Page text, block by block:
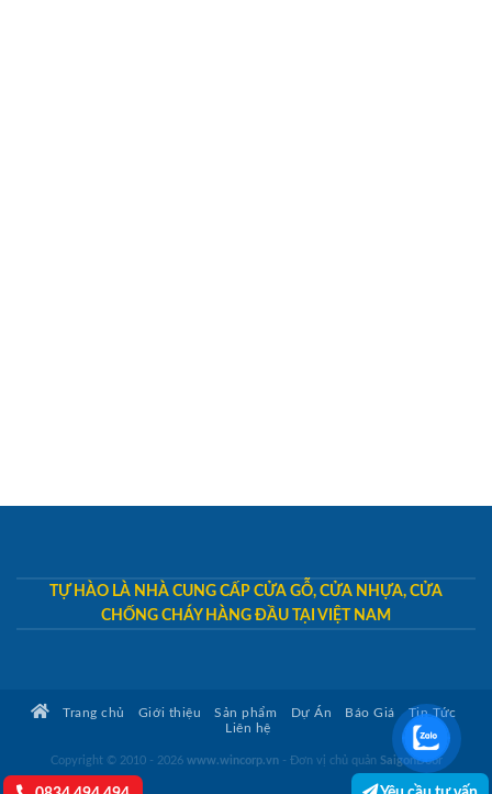
TỰ HÀO LÀ NHÀ CUNG CẤP CỬA GỖ, CỬA NHỰA, CỬA
CHỐNG CHÁY HÀNG ĐẦU TẠI VIỆT NAM
Trang chủ Giới thiệu Sản phẩm Dự Án Báo Giá
Tin Tức
Liên hệ
Copyright © 2010 - 2026 www.wincorp.vn- Đơn vị chủ quản SaigonDoor